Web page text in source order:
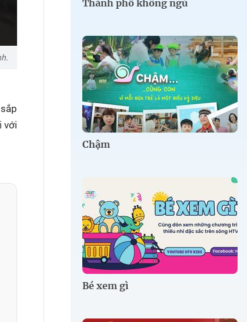
với
Thành phố không ngủ
Chậm
Bé xem gì